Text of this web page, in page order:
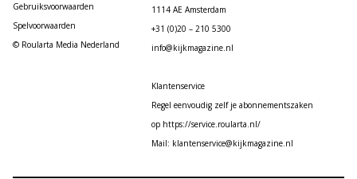
Gebruiksvoorwaarden
Spelvoorwaarden
© Roularta Media Nederland
1114 AE Amsterdam
+31 (0)20 – 210 5300
info@kijkmagazine.nl
Klantenservice
Regel eenvoudig zelf je abonnementszaken
op https://service.roularta.nl/
Mail: klantenservice@kijkmagazine.nl